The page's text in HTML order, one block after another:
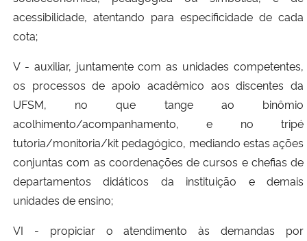
acessibilidade, atentando para especificidade de cada
cota;
V - auxiliar, juntamente com as unidades competentes,
os processos de apoio acadêmico aos discentes da
UFSM, no que tange ao binômio
acolhimento/acompanhamento, e no tripé
tutoria/monitoria/kit pedagógico, mediando estas ações
conjuntas com as coordenações de cursos e chefias de
departamentos didáticos da instituição e demais
unidades de ensino;
VI - propiciar o atendimento às demandas por